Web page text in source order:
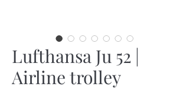
Lufthansa Ju 52 |
Airline trolley